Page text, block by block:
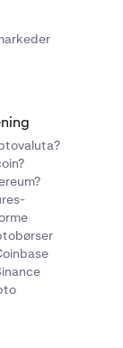
at overføre.